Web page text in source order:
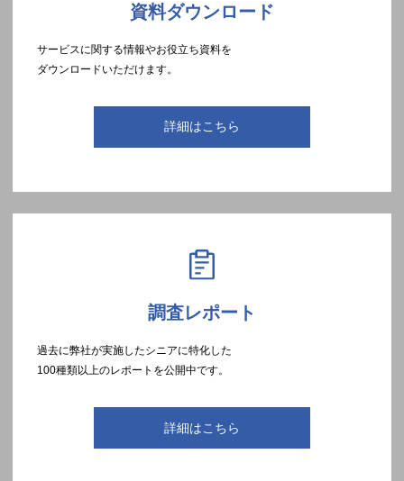
資料ダウンロード
サービスに関する情報やお役立ち資料を
ダウンロードいただけます。
詳細はこちら
調査レポート
過去に弊社が実施したシニアに特化した
100種類以上のレポートを公開中です。
詳細はこちら